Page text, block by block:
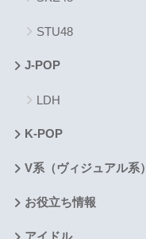
STU48
J-POP
LDH
K-POP
V系（ヴィジュアル系）
お役立ち情報